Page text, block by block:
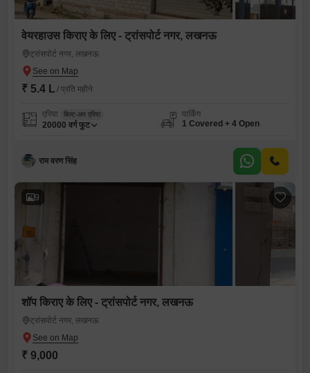
वेयरहाउस किराए के लिए - ट्रांसपोर्ट नगर, लखनऊ
ट्रांसपोर्ट नगर, लखनऊ
₹ 5.4 L / प्रति महीने
एरिया बिल्ट-अप एरिया
20000 वर्ग फुट
पार्किंग
1 Covered + 4 Open
राम वरण सिंह
9
शॉप किराए के लिए - ट्रांसपोर्ट नगर, लखनऊ
ट्रांसपोर्ट नगर, लखनऊ
₹ 9,000